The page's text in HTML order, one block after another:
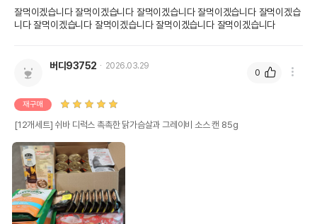
잘먹이겠습니다 잘먹이겠습니다 잘먹이겠습니다 잘먹이겠습니다 잘먹이겠습
니다 잘먹이겠습니다 잘먹이겠습니다 잘먹이겠습니다 잘먹이겠습니다
버디93752 2026.03.29
재구매
[12개세트] 쉬바 디럭스 촉촉한 닭가슴살과 그레이비 소스 캔 85g
0